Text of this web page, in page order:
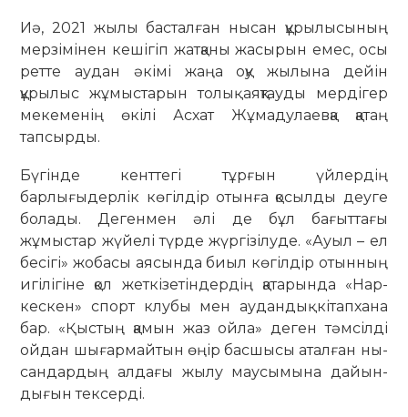
Иә, 2021 жылы бас­талған нысан құ­рылысының
мерзі­мі­нен кешігіп жатқаны жасырын емес, осы
ретте ау­дан әкімі жаңа оқу жылына дейін
құрылыс жұмыстарын толық аяқ­тауды мердігер
мекеменің өкілі Асхат Жұмадулаевқа қатаң
тапсырды.
Бүгінде кенттегі тұрғын үйлердің
барлығыдерлік көгілдір отынға қо­сылды деуге
болады. Дегенмен әлі де бұл бағыттағы
жұмыстар жүйелі түрде жүргізілуде. «Ауыл – ел
бесігі» жобасы аясында биыл көгілдір отынның
игілігіне қол жет­кізетіндердің қатарында «Нар­
кес­кен» спорт клубы мен аудандық кітап­хана
бар. «Қыстың қамын жаз ойла» деген тәмсілді
ойдан шығар­майтын өңір басшысы аталған ны­
сан­дардың алдағы жылу маусымына дайын­
дығын тексерді.